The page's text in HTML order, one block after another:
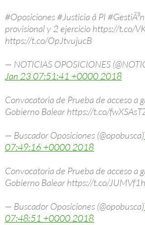
#Oposiciones #Justicia â PI
provisional y 2 ejercicio https://t.co/
https://t.co/OpJtvujucB
— NOTICIAS OPOSICIONES
Jan 23 07:51:41 +0000 2018
Convocatoria de Prueba de acceso a
Gobierno Balear https://t.co/
— Buscador Oposiciones (@opobusca)
07:49:16 +0000 2018
Convocatoria de Prueba de acceso a
Gobierno Balear https://t.co/
— Buscador Oposiciones (@opobusca)
07:48:51 +0000 2018